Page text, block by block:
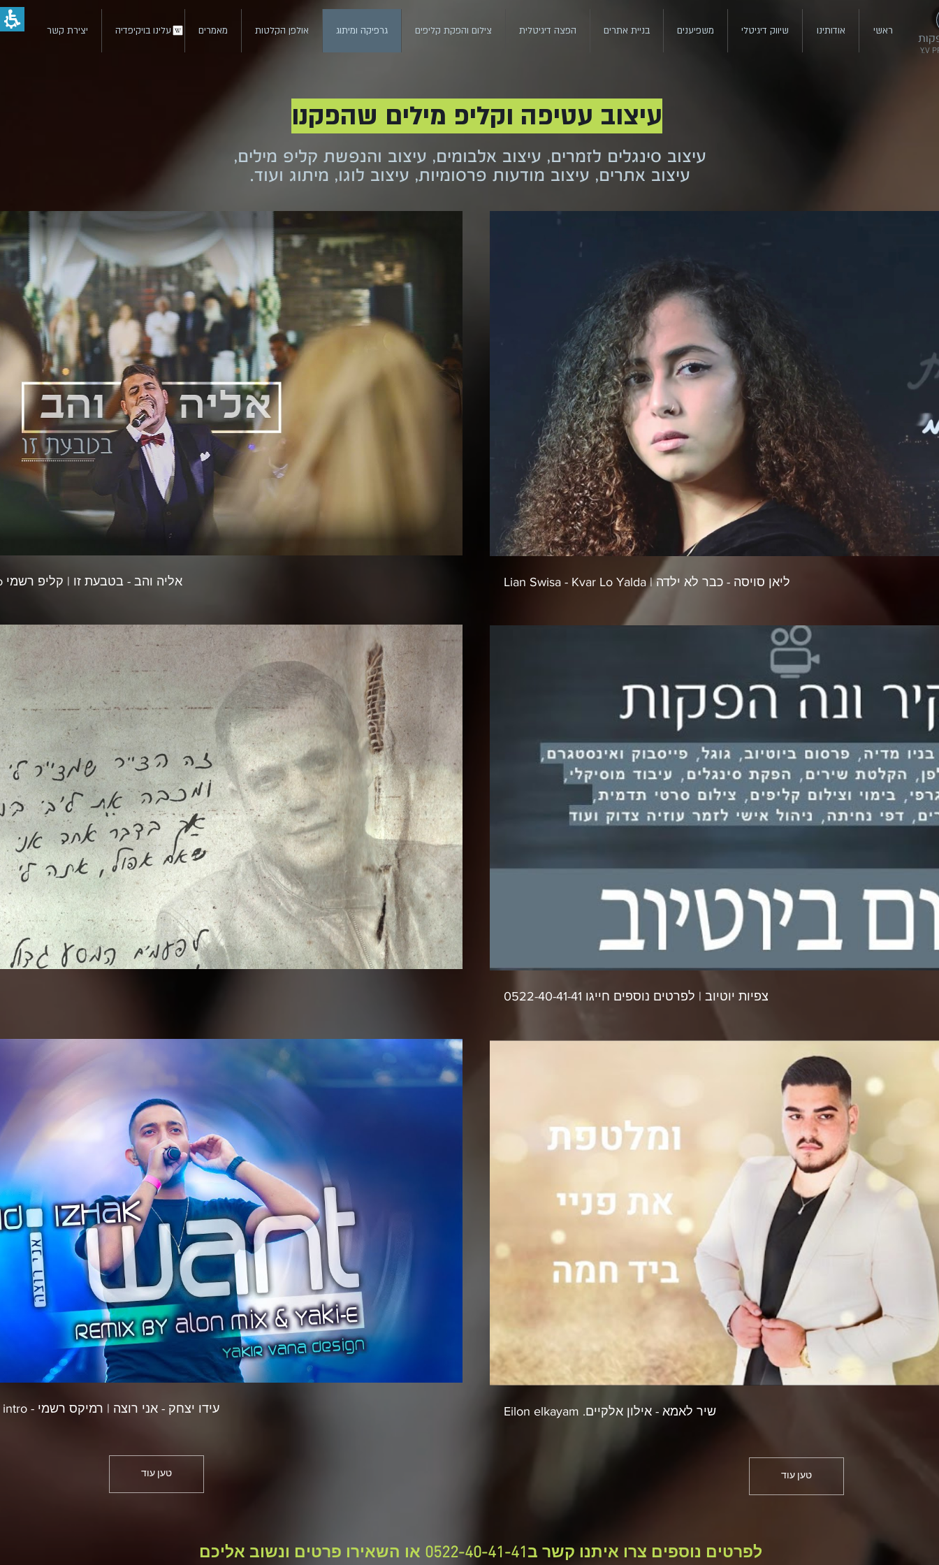
ראשי אודותינו שיווק דיגיטלי משפיענים בניית אתרים הפצה דיגיטלית צילום והפקת קליפים גרפיקה ומיתוג אולפן הקלטות מאמרים עלינו בויקיפדיה יצירת קשר
Y.V
עיצוב עטיפה וקליפ מילים שהפקנו
עיצוב סינגלים לזמרים, עיצוב אלבומים, עיצוב והנפשת קליפ מילים,
עיצוב אתרים, עיצוב מודעות פרסומיות, עיצוב לוגו, מיתוג ועוד.
צפייה בסרטון
ליאן סויסה - כבר לא ילדה | Lian Swisa - Kvar Lo Yalda
צפייה בסרטון
צפיות יוטיוב | לפרטים נוספים חייגו 0522-40-41-41
צפייה בסרטון
שיר לאמא - אילון אלקיים. Eilon elkayam
טען עוד
צפייה בסרטון
אליה והב - בטבעת זו | קליפ רשמי Eliya vahav - Betaba'at zo
צפייה בסרטון
צפייה בסרטון
עידו יצחק - אני רוצה | רמיקס רשמי - Alon mix & Yaki E Remix intro
טען עוד
לפרטים נוספים צרו איתנו קשר ב0522-40-41-41 או השאירו פרטים ונשוב אליכם